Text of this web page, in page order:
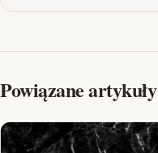
Powiązane artykuły